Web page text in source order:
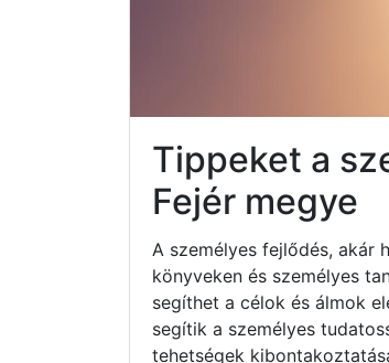
Tippeket a
Fejér megye
A személyes fejlődés, akár
könyveken és személyes
segíthet a célok és álmok
segítik a személyes
tehetségek